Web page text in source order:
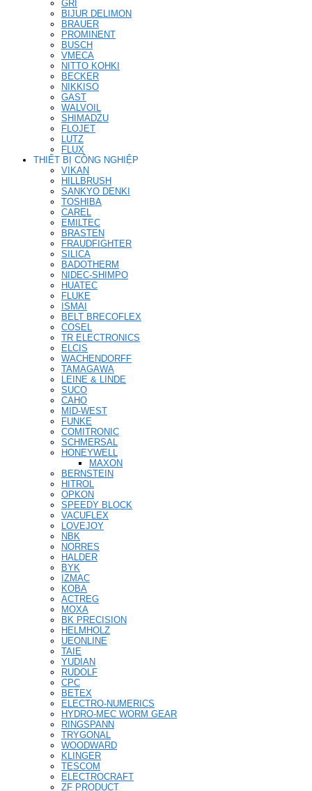
GRI
BIJUR DELIMON
BRAUER
PROMINENT
BUSCH
VMECA
NITTO KOHKI
BECKER
NIKKISO
GAST
WALVOIL
SHIMADZU
FLOJET
LUTZ
FLUX
THIẾT BỊ CÔNG NGHIỆP
VIKAN
HILLBRUSH
SANKYO DENKI
TOSHIBA
CAREL
EMILTEC
BRASTEN
FRAUDFIGHTER
SILICA
BADOTHERM
NIDEC-SHIMPO
HUATEC
FLUKE
ISMAI
BELT BRECOFLEX
COSEL
TR ELECTRONICS
ELCIS
WACHENDORFF
TAMAGAWA
LEINE & LINDE
SUCO
CAHO
MID-WEST
FUNKE
COMITRONIC
SCHMERSAL
HONEYWELL
MAXON
BERNSTEIN
HITROL
OPKON
SPEEDY BLOCK
VACUFLEX
LOVEJOY
NBK
NORRES
HALDER
BYK
IZMAC
KOBA
ACTREG
MOXA
BK PRECISION
HELMHOLZ
UEONLINE
TAIE
YUDIAN
RUDOLF
CPC
BETEX
ELECTRO-NUMERICS
HYDRO-MEC WORM GEAR
RINGSPANN
TRYGONAL
WOODWARD
KLINGER
TESCOM
ELECTROCRAFT
ZF PRODUCT